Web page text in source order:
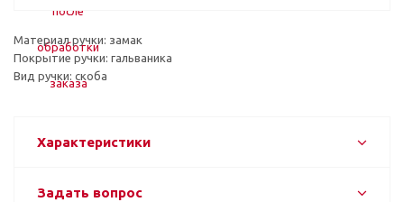
Материал ручки: замак
Покрытие ручки: гальваника
Вид ручки: скоба
Характеристики
Задать вопрос